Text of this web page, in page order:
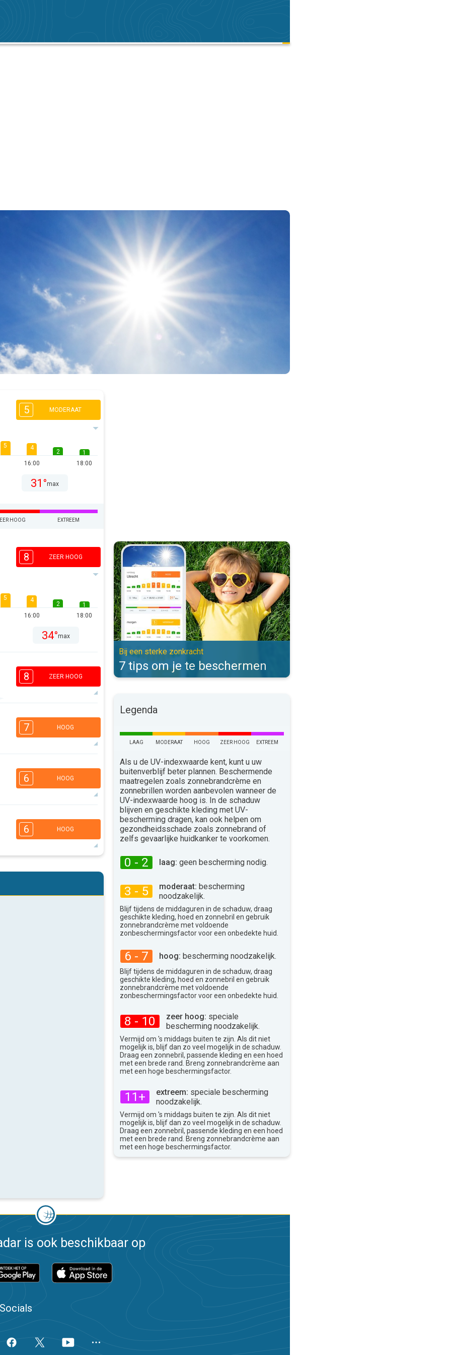
5 MODERAAT
5 4
16:00
2
1
18:00
31°max
HOOG EXTREEM
8 ZEER HOOG
5 4
16:00
2
1
18:00
34°max
8 ZEER HOOG
3
16:00
2
35°max
7 HOOG
3
16:00
36°max
6 HOOG
3
16:00
2
34°
6 HOOG
3
2
1
7 tips om je te beschermen. Bij een sterke zonkracht. . .
Bij een sterke zonkracht
7 tips om je te beschermen
Legenda
LAAG MODERAAT HOOG ZEER HOOG EXTREEM
Als u de UV-indexwaarde kent, kunt u uw
buitenverblijf beter plannen. Beschermende
maatregelen zoals zonnebrandcrème en
zonnebrillen worden aanbevolen wanneer de
UV-indexwaarde hoog is. In de schaduw
blijven en geschikte kleding met UV-
bescherming dragen, kan ook helpen om
gezondheidsschade zoals zonnebrand of
zelfs gevaarlijke huidkanker te voorkomen.
0 - 2 laag: geen bescherming nodig.
3 - 5 moderaat: bescherming
noodzakelijk.
Blijf tijdens de middaguren in de schaduw, draag
geschikte kleding, hoed en zonnebril en gebruik
zonnebrandcrème met voldoende
zonbeschermingsfactor voor een onbedekte huid.
6 - 7 hoog: bescherming noodzakelijk.
Blijf tijdens de middaguren in de schaduw, draag
geschikte kleding, hoed en zonnebril en gebruik
zonnebrandcrème met voldoende
zonbeschermingsfactor voor een onbedekte huid.
8 - 10 zeer hoog: speciale
bescherming noodzakelijk.
Vermijd om 's middags buiten te zijn. Als dit niet
mogelijk is, blijf dan zo veel mogelijk in de schaduw.
Draag een zonnebril, passende kleding en een hoed
met een brede rand. Breng zonnebrandcrème aan
met een hoge beschermingsfactor.
11+ extreem: speciale bescherming
noodzakelijk.
Vermijd om 's middags buiten te zijn. Als dit niet
mogelijk is, blijf dan zo veel mogelijk in de schaduw.
Draag een zonnebril, passende kleding en een hoed
met een brede rand. Breng zonnebrandcrème aan
met een hoge beschermingsfactor.
is ook beschikbaar op
Socials